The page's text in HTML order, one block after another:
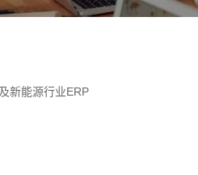
新能源行业ERP